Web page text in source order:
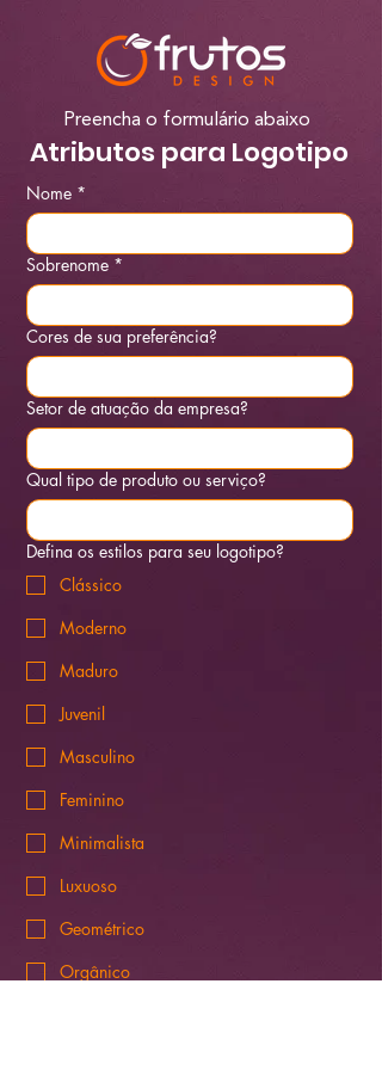
Preencha o formulário abaixo
Atributos para Logotipo
Nome *
Sobrenome *
Cores de sua preferência?
Setor de atuação da empresa?
Qual tipo de produto ou serviço?
Defina os estilos para seu logotipo?
Clássico
Moderno
Maduro
Juvenil
Masculino
Feminino
Minimalista
Luxuoso
Geométrico
Orgânico